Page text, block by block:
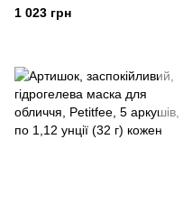
1 023 грн